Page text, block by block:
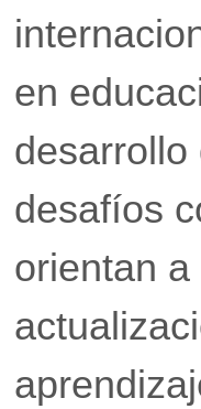
en
desafíos
orientan